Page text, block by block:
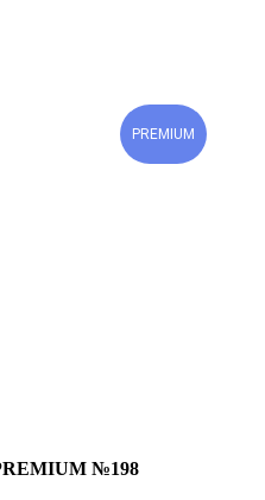
PREMIUM
№198